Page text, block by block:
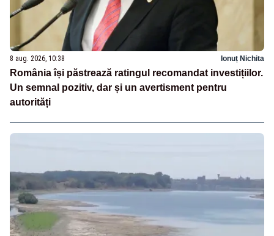
8 aug. 2026, 10:38 Ionuț Nichita
România își păstrează ratingul recomandat investițiilor.
Un semnal pozitiv, dar și un avertisment pentru
autorități